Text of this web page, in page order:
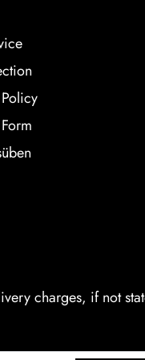
charges, if not